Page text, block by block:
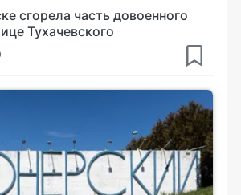
сгорела часть довоенного
Тухачевского